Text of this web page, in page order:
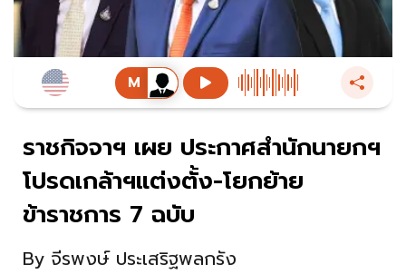
ราชกิจจาฯ เผย ประกาศสำนักนายกฯ
โปรดเกล้าฯแต่งตั้ง-โยกย้าย
ข้าราชการ 7 ฉบับ
By จีรพงษ์ ประเสริฐพลกรัง